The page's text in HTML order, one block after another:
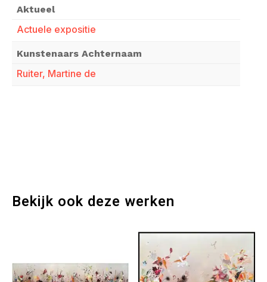
Aktueel
Actuele expositie
Kunstenaars Achternaam
Ruiter, Martine de
Bekijk ook deze werken